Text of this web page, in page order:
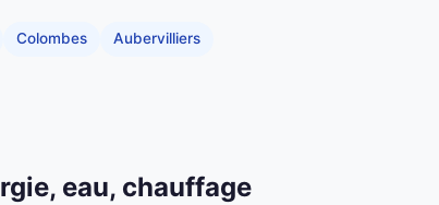
Colombes Aubervilliers
eau, chauffage